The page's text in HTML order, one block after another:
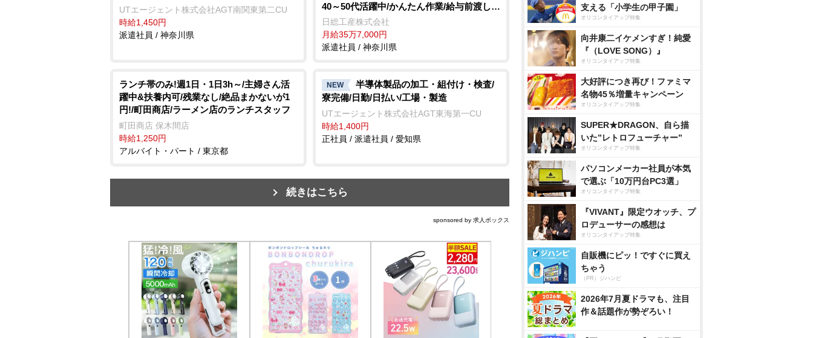
UTエージェント株式会社AGT南関東第二CU
時給1,450円
派遣社員 / 神奈川県
40～50代活躍中/かんたん作業/給与前渡しO
K
日総工産株式会社
月給35万7,000円
派遣社員 / 神奈川県
ランチ帯のみ!週1日・1日3h～/主婦さん活
躍中&扶養内可/残業なし/絶品まかないが1
円!/町田商店/ラーメン店のランチスタッフ
町田商店 保木間店
時給1,250円
アルバイト・パート / 東京都
NEW
半導体製品の加工・組付け・検査/
寮完備/日勤/日払い/工場・製造
UTエージェント株式会社AGT東海第一CU
時給1,400円
正社員 / 派遣社員 / 愛知県
続きはこちら
sponsored by 求人ボックス
支える「小学生の甲子園」
オリコンタイアップ特集
向井康二イケメンすぎ！純愛
『（LOVE SONG）』
オリコンタイアップ特集
大好評につき再び！ファミマ
名物45％増量キャンペーン
オリコンタイアップ特集
SUPER★DRAGON、自ら描
いた”レトロフューチャー”
オリコンタイアップ特集
パソコンメーカー社員が本気
で選ぶ「10万円台PC3選」
オリコンタイアップ特集
『VIVANT』限定ウオッチ、プ
ロデューサーの感想は
オリコンタイアップ特集
自販機にピッ！ですぐに買え
ちゃう
（PR）ジハンピ
2026年7月夏ドラマも、注目
作＆話題作が勢ぞろい！